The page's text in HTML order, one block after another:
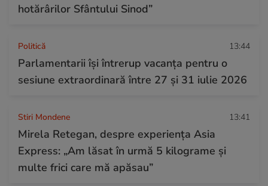
hotărârilor Sfântului Sinod”
Politică 13:44
Parlamentarii își întrerup vacanța pentru o
sesiune extraordinară între 27 și 31 iulie 2026
Stiri Mondene 13:41
Mirela Retegan, despre experiența Asia
Express: „Am lăsat în urmă 5 kilograme și
multe frici care mă apăsau”